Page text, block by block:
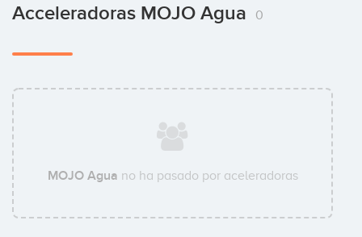
Acceleradoras MOJO Agua 0
MOJO Agua no ha pasado por aceleradoras